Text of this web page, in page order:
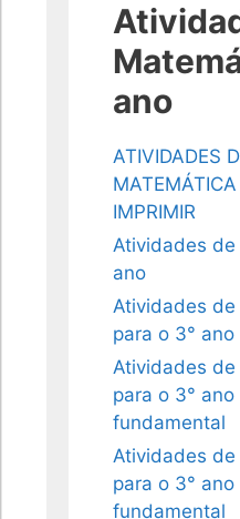
ano
ATIVIDADES
IMPRIMIR
Atividades
ano
Atividades
para o 3° ano
Atividades
para o 3°
fundamental
Atividades
para o 3°
fundamental